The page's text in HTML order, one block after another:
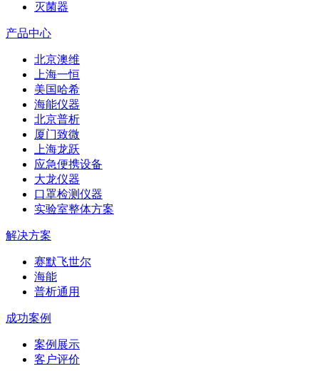
灭菌器
产品中心
北京澳维
上海一恒
美国哈希
海能仪器
北京普析
厦门致微
上海龙跃
应急便携设备
大龙仪器
口罩检测仪器
实验室整体方案
解决方案
赛默飞世尔
海能
普析通用
成功案例
案例展示
客户评价